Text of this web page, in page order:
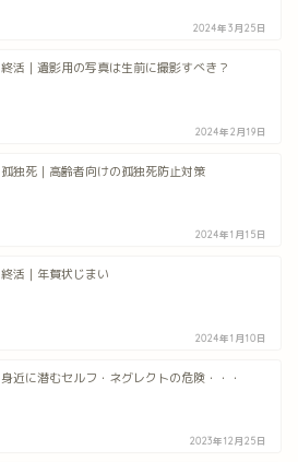
2024年3月25日
終活｜遺影用の写真は生前に撮影すべき？
2024年2月19日
孤独死｜高齢者向けの孤独死防止対策
2024年1月15日
終活｜年賀状じまい
2024年1月10日
身近に潜むセルフ・ネグレクトの危険・・・
2023年12月25日